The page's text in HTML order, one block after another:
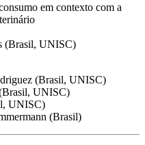
em contexto com a
(Brasil, UNISC)
(Brasil, UNISC)
UNISC)
UNISC)
(Brasil)